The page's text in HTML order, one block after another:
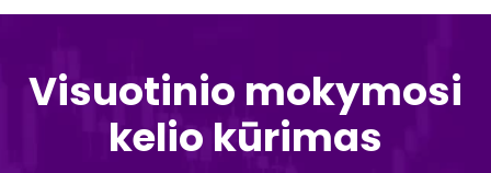
Visuotinio mokymosi
kelio kūrimas